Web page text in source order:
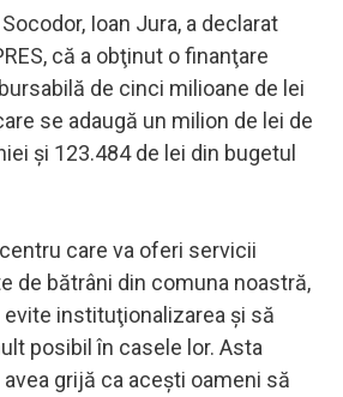
Ioan Jura, a declarat
că a obţinut o finanţare
de cinci milioane de lei
se adaugă un milion de lei de
şi 123.484 de lei din bugetul
care va oferi servicii
de bătrâni din comuna noastră,
instituţionalizarea şi să
posibil în casele lor. Asta
grijă ca aceşti oameni să